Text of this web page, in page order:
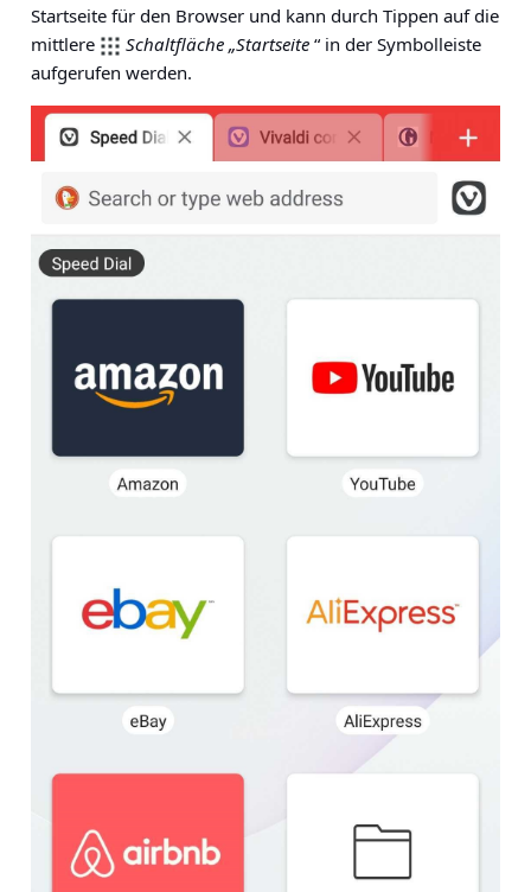
Startseite für den Browser und kann durch Tippen auf die
mittlere
Schaltfläche „Startseite “ in der Symbolleiste
aufgerufen werden.